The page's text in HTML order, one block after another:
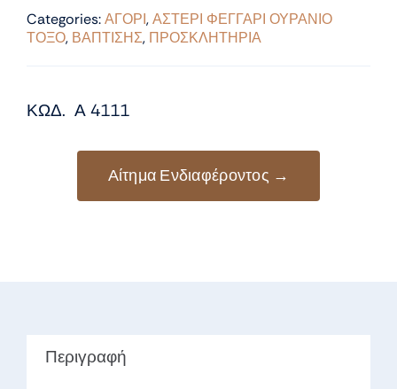
Categories:ΑΓΟΡΙ,ΑΣΤΕΡΙ ΦΕΓΓΑΡΙ ΟΥΡΑΝΙΟ
ΤΟΞΟ, ΒΑΠΤΙΣΗΣ, ΠΡΟΣΚΛΗΤΗΡΙΑ
ΚΩΔ. Α 4111
Αίτημα Ενδιαφέροντος →
Περιγραφή